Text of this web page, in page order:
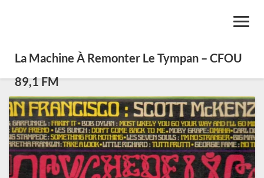
Toggle
La Machine À Remonter Le Tympan – CFOU
89,1 FM
SE0210
–
San
Francisco
1965-